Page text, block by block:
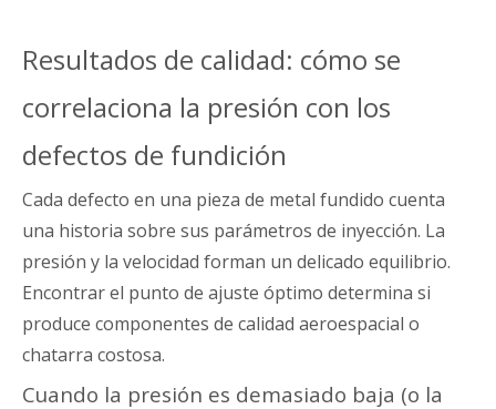
Resultados de calidad: cómo se
correlaciona la presión con los
defectos de fundición
Cada defecto en una pieza de metal fundido cuenta
una historia sobre sus parámetros de inyección. La
presión y la velocidad forman un delicado equilibrio.
Encontrar el punto de ajuste óptimo determina si
produce componentes de calidad aeroespacial o
chatarra costosa.
Cuando la presión es demasiado baja (o la